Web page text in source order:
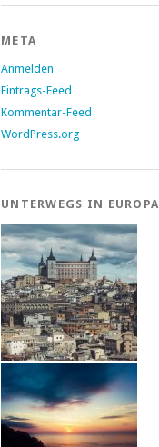
META
Anmelden
Eintrags-Feed
Kommentar-Feed
WordPress.org
UNTERWEGS IN EUROPA